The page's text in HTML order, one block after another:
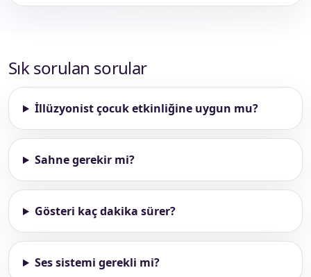
Sık sorulan sorular
İllüzyonist çocuk etkinliğine uygun mu?
Sahne gerekir mi?
Gösteri kaç dakika sürer?
Ses sistemi gerekli mi?